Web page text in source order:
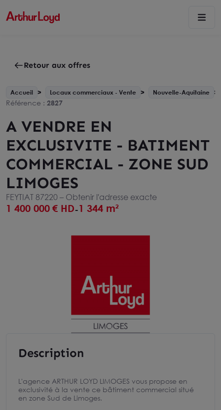
Retour aux offres
Accueil Locaux commerciaux - Vente Nouvelle-Aquitaine
Référence : 2827
A VENDRE EN
EXCLUSIVITE - BATIMENT
COMMERCIAL - ZONE SUD
LIMOGES
FEYTIAT 87220 – Obtenir l'adresse exacte
1 400 000 € HD-1 344 m²
Description
L'agence ARTHUR LOYD LIMOGES vous propose en
exclusivité à la vente ce bâtiment commercial situé
en zone Sud de Limoges.